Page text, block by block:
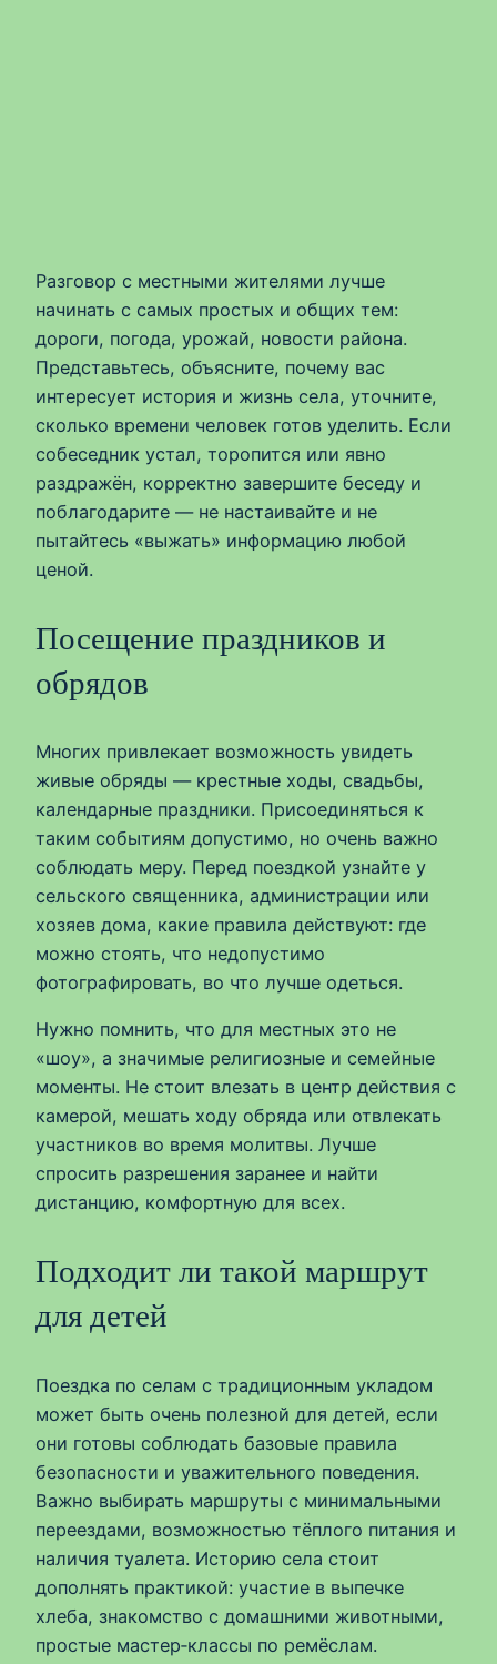
Разговор с местными жителями лучше
начинать с самых простых и общих тем:
дороги, погода, урожай, новости района.
Представьтесь, объясните, почему вас
интересует история и жизнь села, уточните,
сколько времени человек готов уделить. Если
собеседник устал, торопится или явно
раздражён, корректно завершите беседу и
поблагодарите — не настаивайте и не
пытайтесь «выжать» информацию любой
ценой.
Посещение праздников и
обрядов
Многих привлекает возможность увидеть
живые обряды — крестные ходы, свадьбы,
календарные праздники. Присоединяться к
таким событиям допустимо, но очень важно
соблюдать меру. Перед поездкой узнайте у
сельского священника, администрации или
хозяев дома, какие правила действуют: где
можно стоять, что недопустимо
фотографировать, во что лучше одеться.
Нужно помнить, что для местных это не
«шоу», а значимые религиозные и семейные
моменты. Не стоит влезать в центр действия с
камерой, мешать ходу обряда или отвлекать
участников во время молитвы. Лучше
спросить разрешения заранее и найти
дистанцию, комфортную для всех.
Подходит ли такой маршрут
для детей
Поездка по селам с традиционным укладом
может быть очень полезной для детей, если
они готовы соблюдать базовые правила
безопасности и уважительного поведения.
Важно выбирать маршруты с минимальными
переездами, возможностью тёплого питания и
наличия туалета. Историю села стоит
дополнять практикой: участие в выпечке
хлеба, знакомство с домашними животными,
простые мастер‑классы по ремёслам.